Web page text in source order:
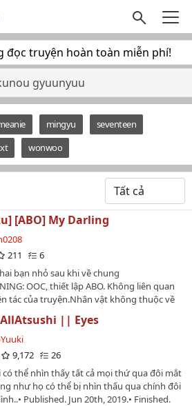
đọc truyện hoàn toàn miễn phí!
gyuunyuu
mingyu
seventeen
wonwoo
[ABO] My Darling
211
6
bạn nhỏ sau khi về chung
OOC, thiết lập ABO. Không liên quan
tác của truyện.Nhân vật không thuộc về
NOT AKUATSUNakajima Atsushi
Ryuunosuke bottom…
AllAtsushi || Eyes
9,172
26
có thể nhìn thấy tất cả mọi thứ qua đôi mắt
như họ có thể bị nhìn thấu qua chính đôi
Published. Jun 20th, 2019.• Finished.